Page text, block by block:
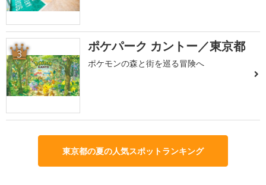
3 ポケパーク カントー／東京都
ポケモンの森と街を巡る冒険へ
東京都の夏の人気スポットランキング